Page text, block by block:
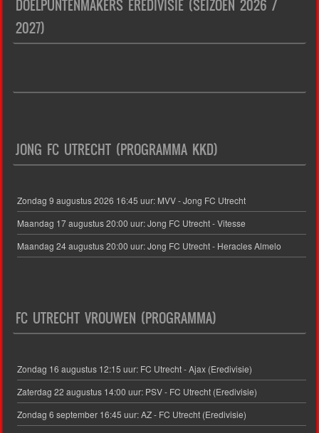
DOELPUNTENMAKERS EREDIVISIE (SEIZOEN 2026 /
2027)
JONG FC UTRECHT (PROGRAMMA KKD)
Zondag 9 augustus 2026 16:45 uur: MVV - Jong FC Utrecht
Maandag 17 augustus 20:00 uur: Jong FC Utrecht - Vitesse
Maandag 24 augustus 20:00 uur: Jong FC Utrecht - Heracles Almelo
FC UTRECHT VROUWEN (PROGRAMMA)
Zondag 16 augustus 12:15 uur: FC Utrecht - Ajax (Eredivisie)
Zaterdag 22 augustus 14:00 uur: PSV - FC Utrecht (Eredivisie)
Zondag 6 september 16:45 uur: AZ - FC Utrecht (Eredivisie)